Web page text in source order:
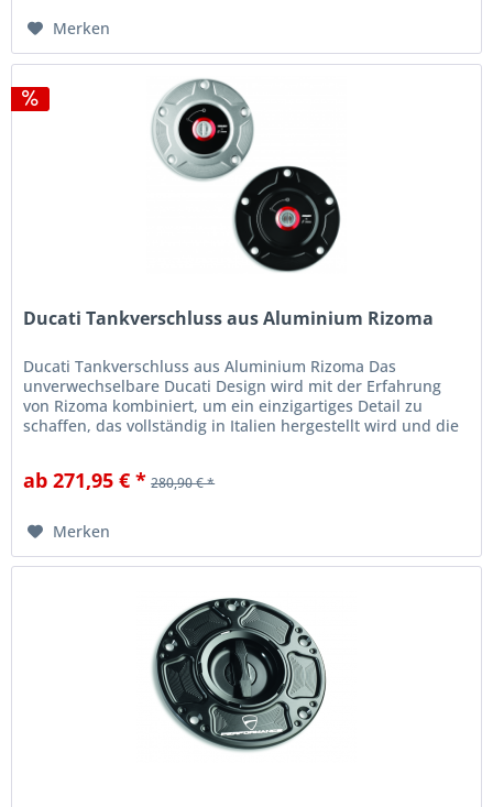
Merken
Ducati Tankverschluss aus Aluminium Rizoma
Ducati Tankverschluss aus Aluminium Rizoma Das
unverwechselbare Ducati Design wird mit der Erfahrung
von Rizoma kombiniert, um ein einzigartiges Detail zu
schaffen, das vollständig in Italien hergestellt wird und die
ab 271,95 € * 280,90 € *
Merken